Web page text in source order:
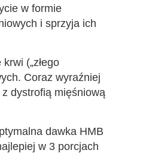
w formie
i sprzyja ich
(„złego
Coraz wyraźniej
dystrofią mięśniową
dawka HMB
w 3 porcjach